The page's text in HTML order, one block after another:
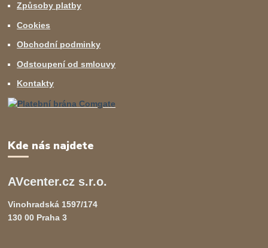
Způsoby platby
Cookies
Obchodní podminky
Odstoupení od smlouvy
Kontakty
Kde nás najdete
AVcenter.cz s.r.o.
Vinohradská 1597/174
130 00 Praha 3